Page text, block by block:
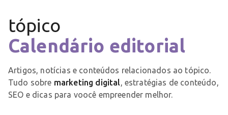
tópico
Calendário editorial
Artigos, notícias e conteúdos relacionados ao tópico.
Tudo sobre marketing digital, estratégias de conteúdo,
SEO e dicas para voocê empreender melhor.